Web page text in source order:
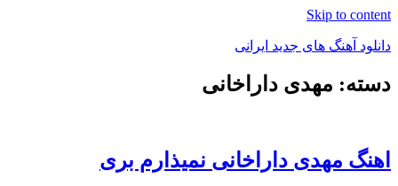
Skip to content
دانلود آهنگ های جدید ایرانی
دانلود
دسته: مهدی داراخانی
اهنگ مهدی داراخانی نمیذارم بری